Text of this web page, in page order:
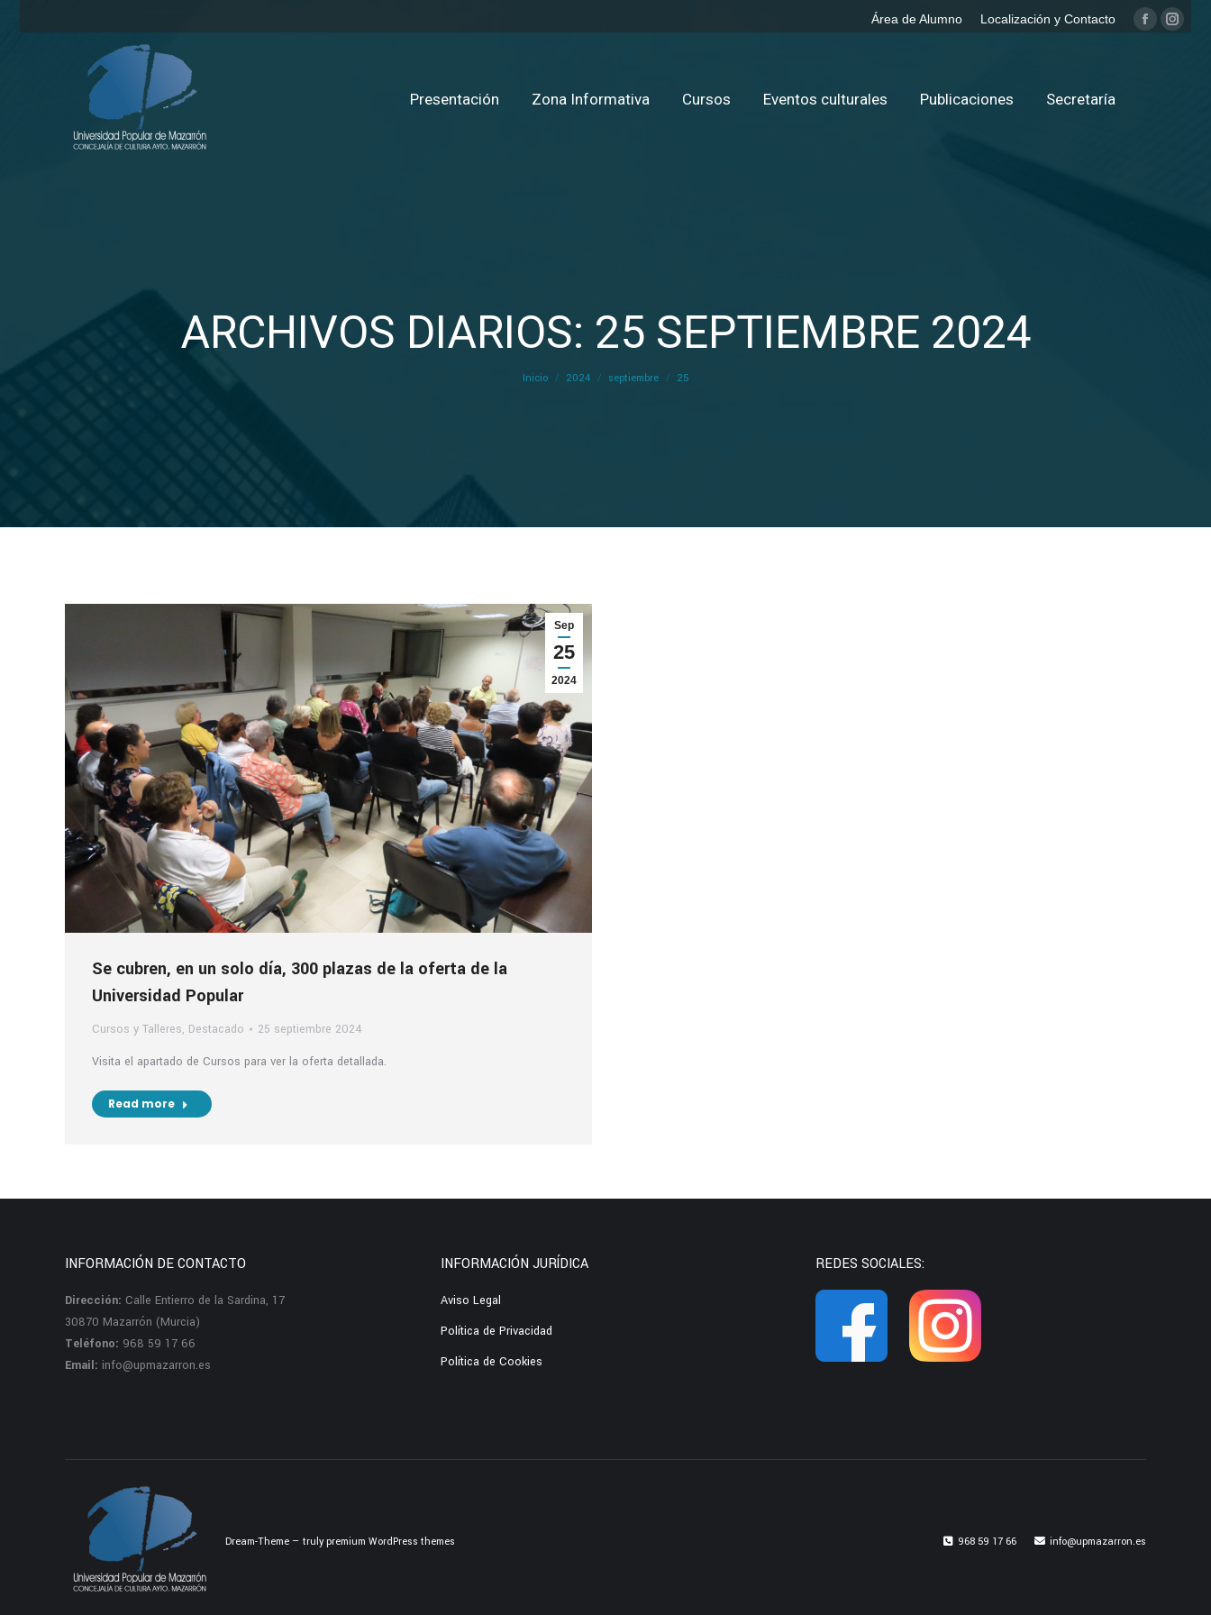
Área de Alumno Localización y Contacto
Facebook
Presentación Zona Informativa Cursos Eventos culturales Publicaciones Secretaría
ARCHIVOS DIARIOS: 25 SEPTIEMBRE 2024
Estás aquí:
Inicio 2024 septiembre 25
Sep
25
2024
Se cubren, en un solo día, 300 plazas de la oferta de la
Universidad Popular
Cursos y Talleres, Destacado
25 septiembre 2024
Visita el apartado de Cursos para ver la oferta detallada.
Read more
INFORMACIÓN DE CONTACTO
Dirección: Calle Entierro de la Sardina, 17
30870 Mazarrón (Murcia)
Teléfono: 968 59 17 66
Email: info@upmazarron.es
INFORMACIÓN JURÍDICA
Aviso Legal
Política de Privacidad
Política de Cookies
REDES SOCIALES:
Dream-Theme — trulypremium WordPress themes 968 59 17 66 info@upmazarron.es